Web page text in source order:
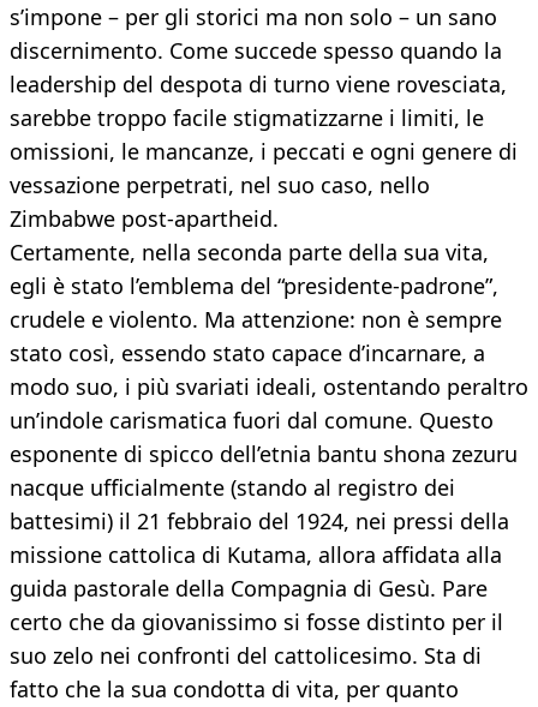
s’impone – per gli storici ma non solo – un sano
discernimento. Come succede spesso quando la
leadership del despota di turno viene rovesciata,
sarebbe troppo facile stigmatizzarne i limiti, le
omissioni, le mancanze, i peccati e ogni genere di
vessazione perpetrati, nel suo caso, nello
Zimbabwe post-apartheid.
Certamente, nella seconda parte della sua vita,
egli è stato l’emblema del “presidente-padrone”,
crudele e violento. Ma attenzione: non è sempre
stato così, essendo stato capace d’incarnare, a
modo suo, i più svariati ideali, ostentando peraltro
un’indole carismatica fuori dal comune. Questo
esponente di spicco dell’etnia bantu shona zezuru
nacque ufficialmente (stando al registro dei
battesimi) il 21 febbraio del 1924, nei pressi della
missione cattolica di Kutama, allora affidata alla
guida pastorale della Compagnia di Gesù. Pare
certo che da giovanissimo si fosse distinto per il
suo zelo nei confronti del cattolicesimo. Sta di
fatto che la sua condotta di vita, per quanto